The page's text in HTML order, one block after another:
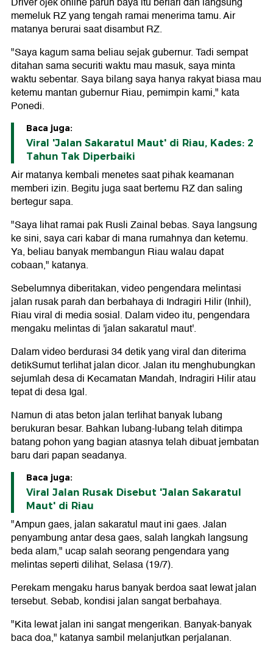
memeluk RZ yang tengah ramai menerima tamu. Air
matanya berurai saat disambut RZ.
"Saya kagum sama beliau sejak gubernur. Tadi sempat
ditahan sama securiti waktu mau masuk, saya minta
waktu sebentar. Saya bilang saya hanya rakyat biasa mau
ketemu mantan gubernur Riau, pemimpin kami," kata
Ponedi.
Baca juga:
Viral 'Jalan Sakaratul Maut' di Riau, Kades: 2
Tahun Tak Diperbaiki
Air matanya kembali menetes saat pihak keamanan
memberi izin. Begitu juga saat bertemu RZ dan saling
bertegur sapa.
"Saya lihat ramai pak Rusli Zainal bebas. Saya langsung
ke sini, saya cari kabar di mana rumahnya dan ketemu.
Ya, beliau banyak membangun Riau walau dapat
cobaan," katanya.
Sebelumnya diberitakan, video pengendara melintasi
jalan rusak parah dan berbahaya di Indragiri Hilir (Inhil),
Riau viral di media sosial. Dalam video itu, pengendara
mengaku melintas di 'jalan sakaratul maut'.
Dalam video berdurasi 34 detik yang viral dan diterima
detikSumut terlihat jalan dicor. Jalan itu menghubungkan
sejumlah desa di Kecamatan Mandah, Indragiri Hilir atau
tepat di desa Igal.
Namun di atas beton jalan terlihat banyak lubang
berukuran besar. Bahkan lubang-lubang telah ditimpa
batang pohon yang bagian atasnya telah dibuat jembatan
baru dari papan seadanya.
Baca juga:
Viral Jalan Rusak Disebut 'Jalan Sakaratul
Maut' di Riau
"Ampun gaes, jalan sakaratul maut ini gaes. Jalan
penyambung antar desa gaes, salah langkah langsung
beda alam," ucap salah seorang pengendara yang
melintas seperti dilihat, Selasa (19/7).
Perekam mengaku harus banyak berdoa saat lewat jalan
tersebut. Sebab, kondisi jalan sangat berbahaya.
"Kita lewat jalan ini sangat mengerikan. Banyak-banyak
baca doa," katanya sambil melanjutkan perjalanan.